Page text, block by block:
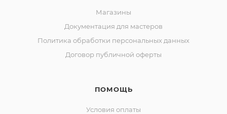
Магазины
Документация для мастеров
Политика обработки персональных данных
Договор публичной оферты
ПОМОЩЬ
Условия оплаты